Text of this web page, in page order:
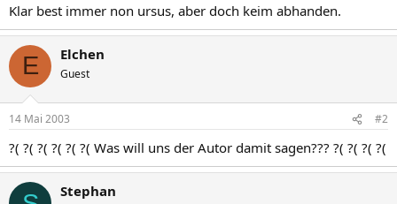
m
Klar best immer non ursus, aber doch keim abhanden.
E Elchen
Guest
14 Mai 2003 #2
?( ?( ?( ?( ?( ?( Was will uns der Autor damit sagen??? ?( ?( ?( ?(
Stephan